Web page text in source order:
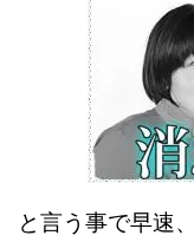
と言う事で早速